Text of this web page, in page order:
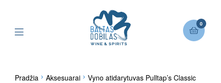
0
Pradžia Aksesuarai
Vyno atidarytuvas Pulltap’s Classic